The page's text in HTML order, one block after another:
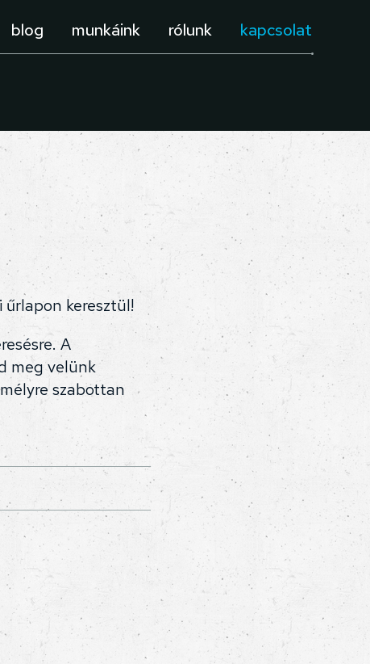
blog munkáink rólunk kapcsolat
keresztül!
A
meg velünk
szabottan